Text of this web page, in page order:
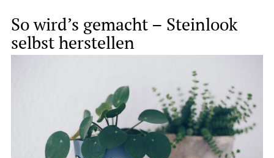
So wird’s gemacht – Steinlook
selbst herstellen